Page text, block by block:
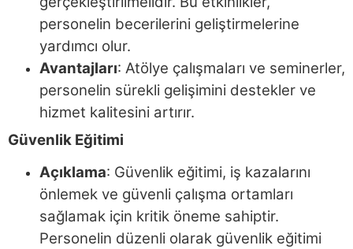
personelin becerilerini geliştirmelerine
yardımcı olur.
Avantajları: Atölye çalışmaları ve seminerler,
personelin sürekli gelişimini destekler ve
hizmet kalitesini artırır.
Güvenlik Eğitimi
Açıklama: Güvenlik eğitimi, iş kazalarını
önlemek ve güvenli çalışma ortamları
sağlamak için kritik öneme sahiptir.
Personelin düzenli olarak güvenlik eğitimi